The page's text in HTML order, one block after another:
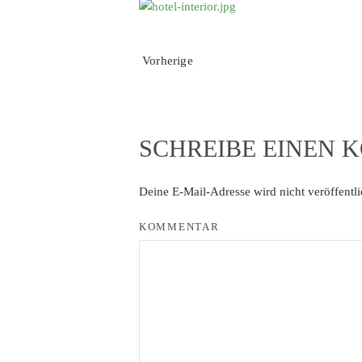
Vorherige
SCHREIBE EINEN
Deine E-Mail-Adresse wird nicht
KOMMENTAR